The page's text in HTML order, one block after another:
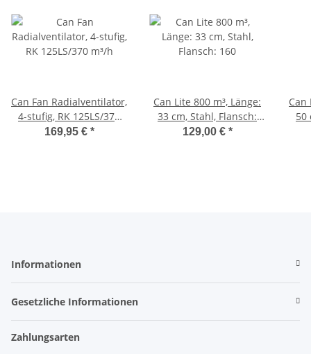
Can Fan Radialventilator,
4-stufig, RK 125LS/370
m³/h
169,95 € *
Can Lite 800 m³, Länge:
33 cm, Stahl, Flansch:
160
129,00 € *
Can
50
Informationen
Gesetzliche Informationen
Zahlungsarten